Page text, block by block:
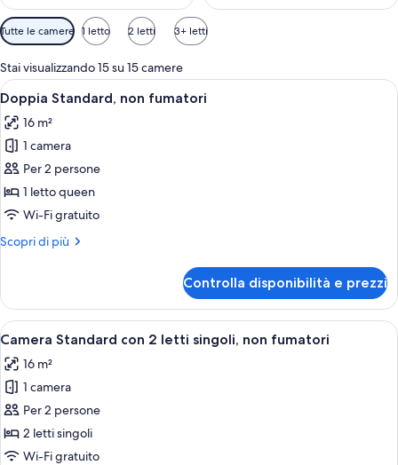
Filtri
disponibili
per
le
camere
Tutte le camere 1 letto 2 letti 3+ letti
Stai visualizzando 15 su 15 camere
Apri
tutte
le
foto
per
Doppia
Standard,
fumatori
Camera d'albergo con un letto, una
5
Doppia Standard, non fumatori
16 m²
1 camera
Per 2 persone
1 letto queen
Wi-Fi gratuito
Scopri di più
Altri
Standard,
non
fumatori
Controlla disponibilità e prezzi
Apri
tutte
le
foto
per
Camera
Standard
Una camera d'albergo con un letto,
6
Camera Standard con 2 letti singoli, non fumatori
16 m²
1 camera
Per 2 persone
2 letti singoli
Wi-Fi gratuito